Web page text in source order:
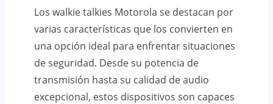
Los walkie talkies Motorola se destacan por
varias características que los convierten en
una opción ideal para enfrentar situaciones
de seguridad. Desde su potencia de
transmisión hasta su calidad de audio
excepcional, estos dispositivos son capaces